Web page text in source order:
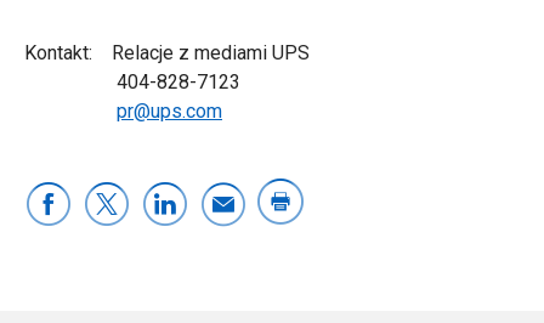
Kontakt: Relacje z mediami UPS
404-828-7123
pr@ups.com